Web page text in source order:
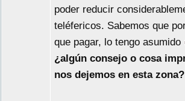
poder reducir
teléfericos. Sabemos que
que pagar, lo tengo asumido
¿algún consejo o cosa
nos dejemos en esta zona?